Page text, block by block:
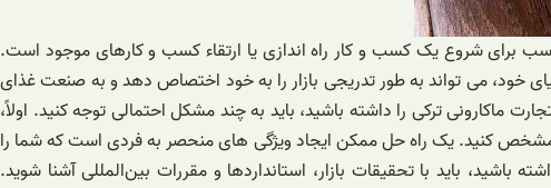
برای شروع یک کسب و کار راه اندازی یا ارتقاء کسب و کارهای موجود است.
خود، می تواند به طور تدریجی بازار را به خود اختصاص دهد و به صنعت غذای
ترکی را داشته باشید، باید به چند مشکل احتمالی توجه کنید. اولاً،
مشخص کنید. یک راه حل ممکن ایجاد ویژگی های منحصر به فردی است که شما را
باشید، باید با تحقیقات بازار، استانداردها و مقررات بین‌المللی آشنا شوید.